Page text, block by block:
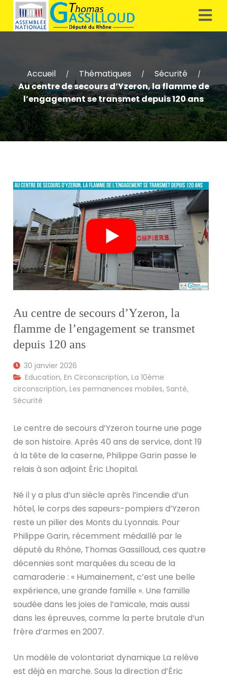
Accueil / Thématiques / Sécurité /
Au centre de secours d’Yzeron, la flamme de
l’engagement se transmet depuis 120 ans
Au centre de secours d’Yzeron, la
flamme de l’engagement se transmet
depuis 120 ans
30 janvier 2026
Education,En Circonscription,La 10ème
circonscription,Les permanences mobiles, Santé,
Sécurité
Le centre de secours d’Yzeron tourne une page
de son histoire. Après 40 ans de service, dont 19
à la tête de la caserne, Philippe Garin passe le
relais à son adjoint Éric Lhopital.
Né il y a plus d’un siècle après l’incendie d’un
hôtel, le corps des sapeurs-pompiers d’Yzeron
reste un pilier des Monts du Lyonnais. Pour
Philippe Garin, récemment médaillé par le
député du Rhône, Thomas Gassilloud, ces quatre
décennies sont marquées du sceau de la
camaraderie : « Humainement, c’est une belle
expérience, une grande famille ». Une famille
soudée dans les joies de l’amicale, mais aussi
dans les épreuves, comme la perte brutale d’un
frère d’armes en 2007.
Un modèle de volontariat dynamique La relève
est déjà en marche. Sous la direction d’Éric